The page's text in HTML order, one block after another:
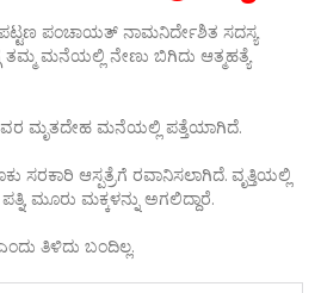
ಪಟ್ಟಣ ಪಂಚಾಯತ್ ನಾಮನಿರ್ದೇಶಿತ ಸದಸ್ಯ
ಮನೆಯಲ್ಲಿ ನೇಣು ಬಿಗಿದು ಆತ್ಮಹತ್ಯೆ
ಮೃತದೇಹ ಮನೆಯಲ್ಲಿ ಪತ್ತೆಯಾಗಿದೆ.
ಸರಕಾರಿ ಆಸ್ಪತ್ರೆಗೆ ರವಾನಿಸಲಾಗಿದೆ. ವೃತ್ತಿಯಲ್ಲಿ
ಮೂರು ಮಕ್ಕಳನ್ನು ಅಗಲಿದ್ದಾರೆ.
ತಿಳಿದು ಬಂದಿಲ್ಲ.